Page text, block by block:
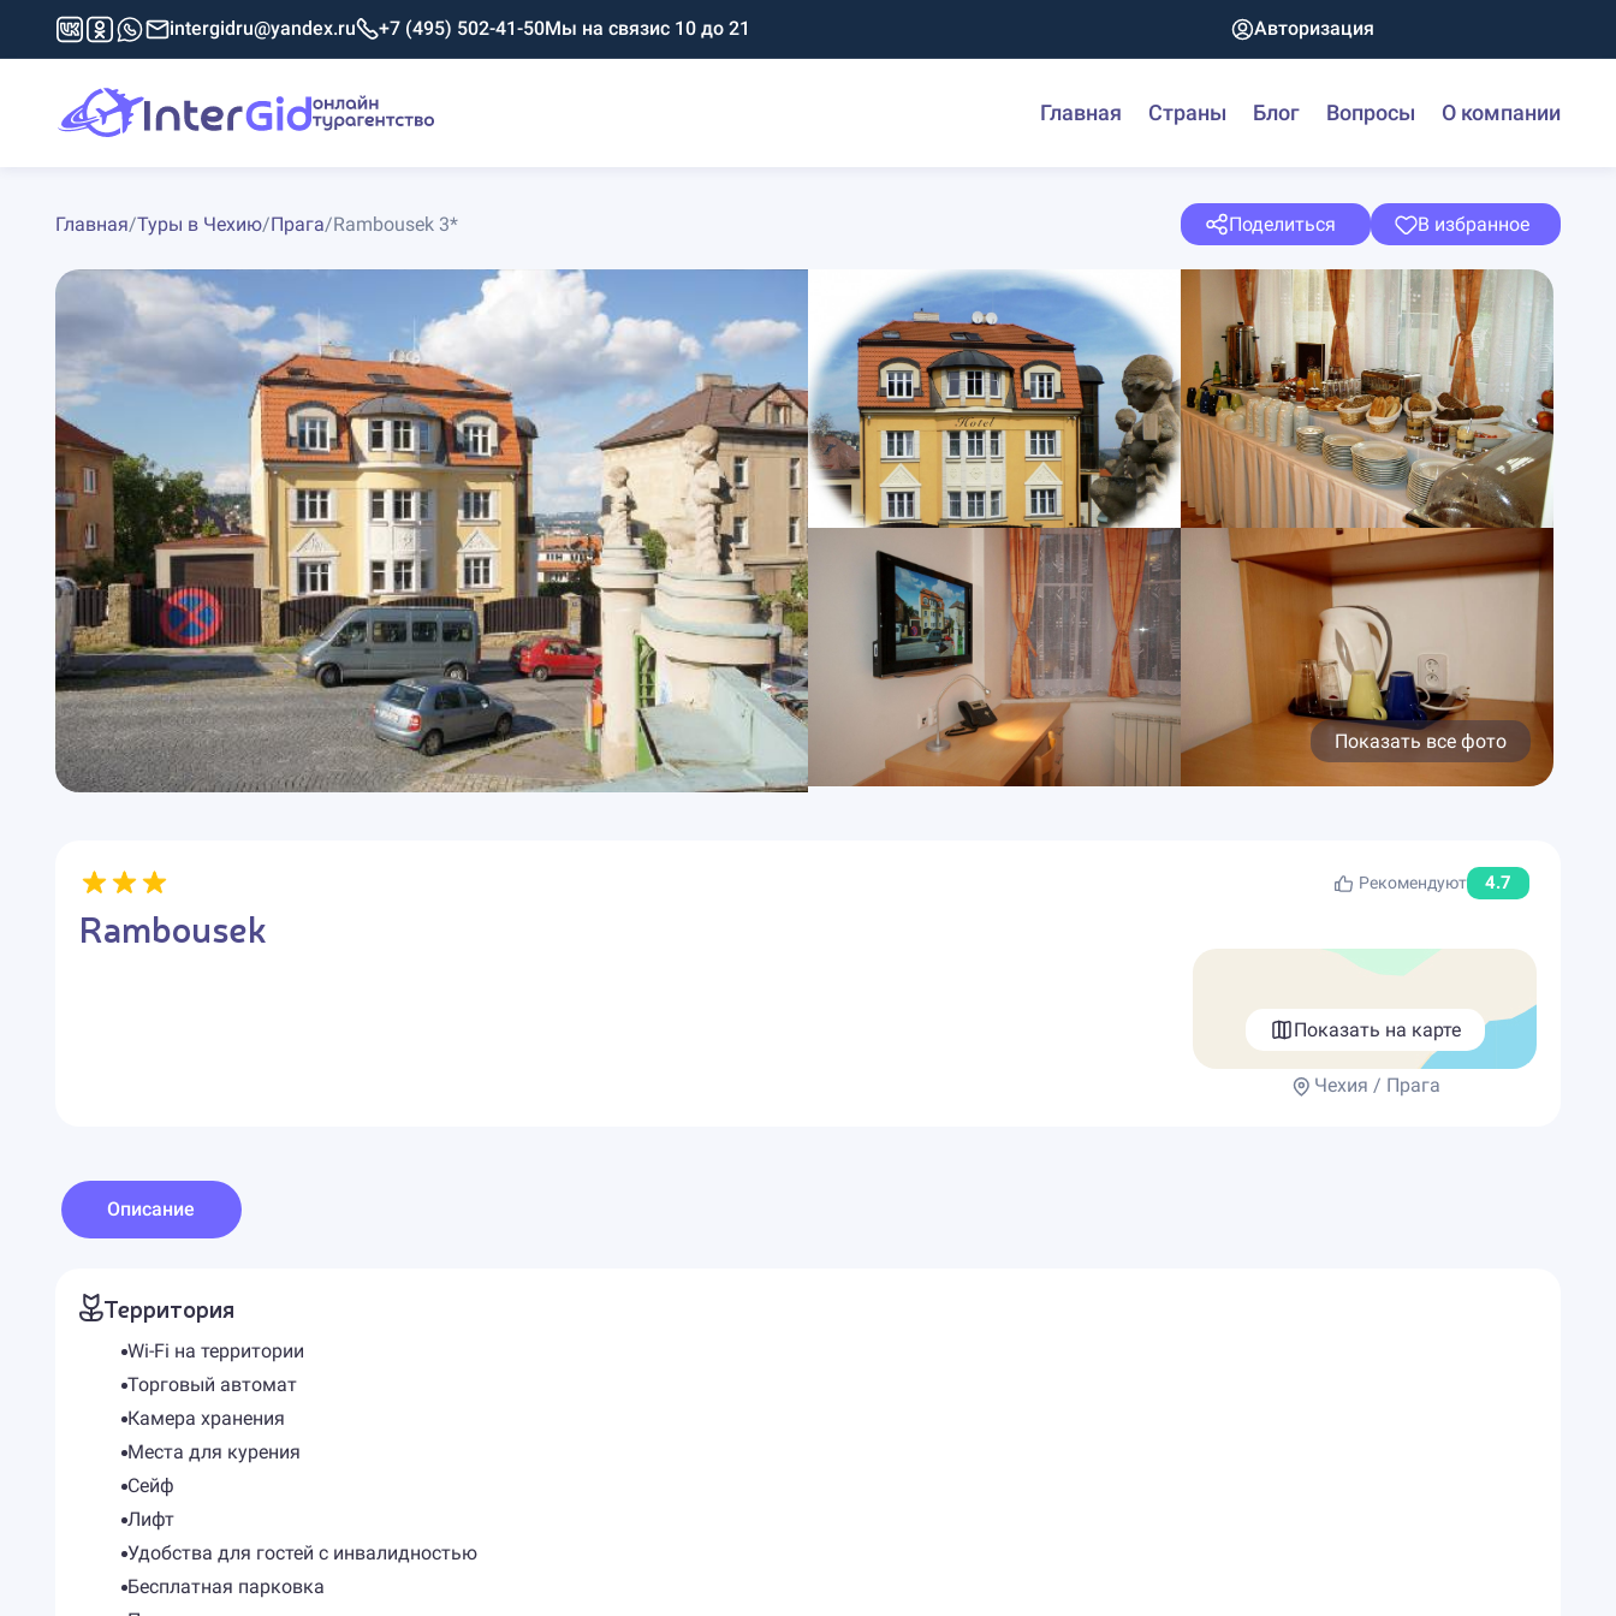
intergidru@yandex.ru +7 (495) 502-41-50Мы на связис 10 до 21 Авторизация
Главная Страны Блог Вопросы О компании
Главная/Туры в Чехию/Прага/Rambousek 3* Поделиться В избранное
Показать все фото
Рекомендуют 4.7
Rambousek
Показать на карте
Чехия / Прага
Описание
Территория
Wi-Fi на территории
Торговый автомат
Камера хранения
Места для курения
Сейф
Лифт
Удобства для гостей с инвалидностью
Бесплатная парковка